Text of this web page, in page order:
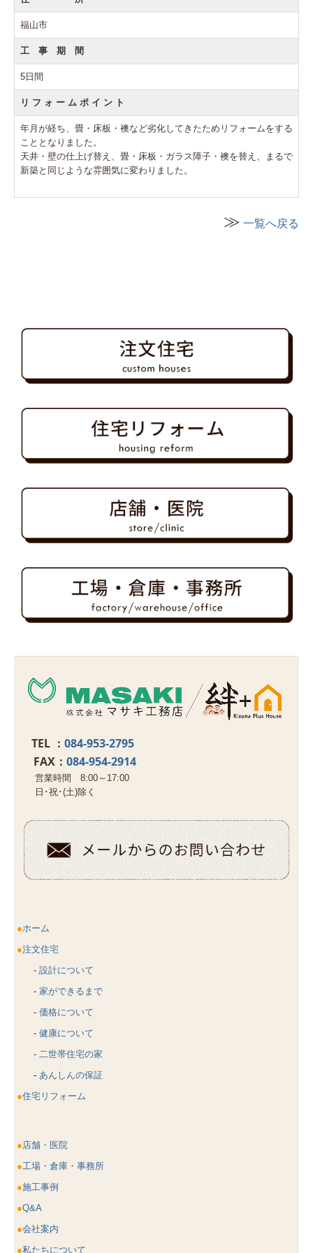
福山市
工 事 期 間
5日間
リ フ ォ ー ム ポ イ ン ト
年月が経ち、畳・床板・襖など劣化してきたためリフォームをする
こととなりました。
天井・壁の仕上げ替え、畳・床板・ガラス障子・襖を替え、まるで
新築と同じような雰囲気に変わりました。
≫ 一覧へ戻る
TEL ：084-953-2795
FAX：084-954-2914
営業時間 8:00～17:00
日･祝･(土)除く
●ホーム
●注文住宅
-設計について
-家ができるまで
-価格について
-健康について
-二世帯住宅の家
-あんしんの保証
●住宅リフォーム
●店舗・医院
●工場・倉庫・事務所
●施工事例
●Q&A
●会社案内
●私たちについて